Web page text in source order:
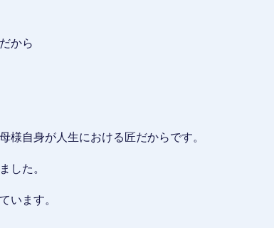
から
様自身が人生における匠だからです。
した。
います。